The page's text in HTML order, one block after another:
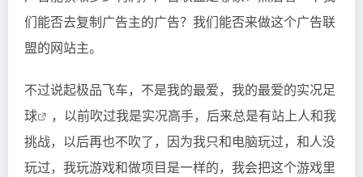
们能否去复制广告主的广告？我们能否来做这个广告联
盟的网站主。
不过说起极品飞车，不是我的最爱，我的最爱的实况足
球
，以前吹过我是实况高手，后来总是有站上人和我
挑战，以后再也不吹了，因为我只和电脑玩过，和人没
玩过，我玩游戏和做项目是一样的，我会把这个游戏里